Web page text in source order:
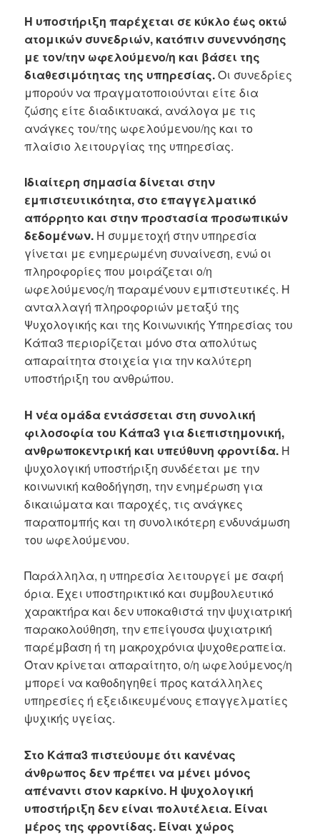
Η υποστήριξη παρέχεται σε κύκλο έως οκτώ
ατομικών συνεδριών, κατόπιν συνεννόησης
με τον/την ωφελούμενο/η και βάσει της
διαθεσιμότητας της υπηρεσίας.Οι συνεδρίες
μπορούν να πραγματοποιούνται είτε δια
ζώσης είτε διαδικτυακά, ανάλογα με τις
ανάγκες του/της ωφελούμενου/ης και το
πλαίσιο λειτουργίας της υπηρεσίας.
Ιδιαίτερη σημασία δίνεται στην
εμπιστευτικότητα, στο επαγγελματικό
απόρρητο και στην προστασία προσωπικών
δεδομένων. Η συμμετοχή στην υπηρεσία
γίνεται με ενημερωμένη συναίνεση, ενώ οι
πληροφορίες που μοιράζεται ο/η
ωφελούμενος/η παραμένουν εμπιστευτικές. Η
ανταλλαγή πληροφοριών μεταξύ της
Ψυχολογικής και της Κοινωνικής Υπηρεσίας του
Κάπα3 περιορίζεται μόνο στα απολύτως
απαραίτητα στοιχεία για την καλύτερη
υποστήριξη του ανθρώπου.
Η νέα ομάδα εντάσσεται στη συνολική
φιλοσοφία του Κάπα3 για διεπιστημονική,
ανθρωποκεντρική και υπεύθυνη φροντίδα. Η
ψυχολογική υποστήριξη συνδέεται με την
κοινωνική καθοδήγηση, την ενημέρωση για
δικαιώματα και παροχές, τις ανάγκες
παραπομπής και τη συνολικότερη ενδυνάμωση
του ωφελούμενου.
Παράλληλα, η υπηρεσία λειτουργεί με σαφή
όρια. Έχει υποστηρικτικό και συμβουλευτικό
χαρακτήρα και δεν υποκαθιστά την ψυχιατρική
παρακολούθηση, την επείγουσα ψυχιατρική
παρέμβαση ή τη μακροχρόνια ψυχοθεραπεία.
Όταν κρίνεται απαραίτητο, ο/η ωφελούμενος/η
μπορεί να καθοδηγηθεί προς κατάλληλες
υπηρεσίες ή εξειδικευμένους επαγγελματίες
ψυχικής υγείας.
Στο Κάπα3 πιστεύουμε ότι κανένας
άνθρωπος δεν πρέπει να μένει μόνος
απέναντι στον καρκίνο. Η ψυχολογική
υποστήριξη δεν είναι πολυτέλεια. Είναι
μέρος της φροντίδας. Είναι χώρος